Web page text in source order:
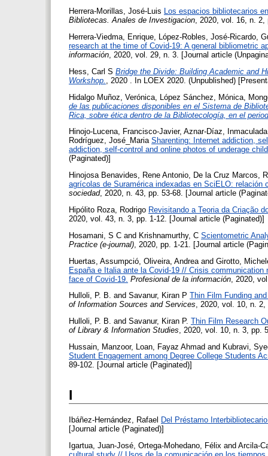
Herrera-Morillas, José-Luis Los espacios bibliotecarios
Bibliotecas. Anales de Investigacion, 2020, vol. 16, n. 2,
Herrera-Viedma, Enrique, López-Robles, José-Ricardo,
research at the time of Covid-19: A general bibliometric
información, 2020, vol. 29, n. 3. [Journal article
Hess, Carl S Bridge the Divide: Building Academic and
Workshop.
, 2020 . In LOEX 2020. (Unpublished)
Hidalgo Muñoz, Verónica López Sánchez, Mónica
de las publicaciones disponibles en el Sistema de
Rica, sobre ética dentro de la Bibliotecología, en el
Hinojo-Lucena, Francisco-Javier, Aznar-Díaz, Inmaculada
Rodríguez, José_Maria Sharenting: Internet addiction,
addiction, self-control and online photos of underage
(Paginated)]
Hinojosa Benavides, Rene Antonio, De la Cruz Marcos,
agrícolas de Suramérica indexadas en SciELO: relación
sociedad, 2020, n. 43, pp. 53-68. [Journal article
Hipólito Roza, Rodrigo Revisitando a Teoria da Criação
2020, vol. 43, n. 3, pp. 1-12. [Journal article (Paginated)]
Hosamani, S C and Krishnamurthy, C Scientometric
Practice (e-journal) , 2020, pp. 1-21. [Journal article
Huertas, Assumpció Oliveira, Andrea and Girotto,
España e Italia ante la Covid-19 // Crisis
face of Covid-19. Profesional de la información , 2020,
Hulloli, P. B. and Savanur, Kiran P Thin Film Funding
of Information Sources and Services, 2020, vol. 10, n. 2,
Hulloli, P. B. and Savanur, Kiran P. Thin Film Research
of Library & Information Studies, 2020, vol. 10, n. 3, pp.
Hussain, Manzoor, Loan, Fayaz Ahmad and Kubravi,
Student Engagement among Degree College Students
89-102. [Journal article (Paginated)]
I
Ibáñez-Hernández, Rafael Del Préstamo
[Journal article (Paginated)]
Igartua, Juan-José Ortega-Mohedano, Félix and Arcila-